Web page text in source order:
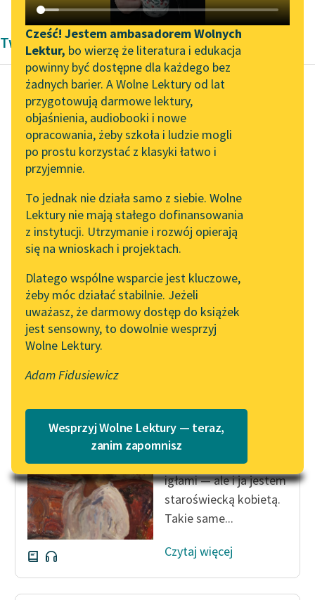
Katalog DAISY
Podkasty o książkach
Zgłoś brak utworu
Aktualności
„Prokurator Alicja Horn”
do słuchania
Byliśmy częścią AI Impact
Lab
online z tłumaczkami
literatury skandynawskiej
Spotkanie z Katarzyną
Tunkiel w Oslo
102. lata temu zmarł
Joseph Conrad
Blog
niepełnosprawnościami
E-kolekcja lektur
szkolnych i literatury do
słuchania dla uczennic i
uczniów z
niepełnosprawnościami
Feministyczne inspiracje.
Popularyzacja
skandynawskiej literatury
Narzędzia
Mapa Wolnych Lektur
Leśmianator
Przewodnik dla piszących i
API
OAI-PMH
Widget Wolnych Lektur
Przypisy
Katalog
Cześć! Jestem ambasadorem Wolnych
Lektur, bo wierzę że literatura i edukacja
powinny być dostępne dla każdego bez
żadnych barier. A Wolne Lektury od lat
przygotowują darmowe lektury,
objaśnienia, audiobooki i nowe
opracowania, żeby szkoła i ludzie mogli
po prostu korzystać z klasyki łatwo i
przyjemnie.
To jednak nie działa samo z siebie. Wolne
Lektury nie mają stałego dofinansowania
z instytucji. Utrzymanie i rozwój opierają
się na wnioskach i projektach.
Dlatego wspólne wsparcie jest kluczowe,
żeby móc działać stabilnie. Jeżeli
uważasz, że darmowy dostęp do książek
jest sensowny, to dowolnie wesprzyj
Wolne Lektury.
Adam Fidusiewicz
Wesprzyj Wolne Lektury — teraz,
zanim zapomnisz
Twórczość Lucy Maud Montgomery
Lucy Maud Montgomery
Ania z Wyspy
za matematykę —
oświadczyła spokojnie.
— Mogłabym tego
greckim, ale...
Czytaj więcej
— Staroświecka to
robótka — rzekła,
poruszając szybko
igłami — ale i ja jestem
staroświecką kobietą.
Takie same...
Czytaj więcej